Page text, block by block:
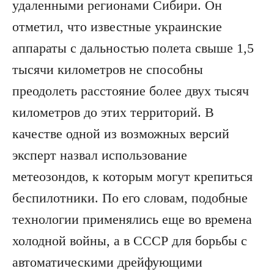
удаленными регионами Сибири. Он
отметил, что известные украинские
аппараты с дальностью полета свыше 1,5
тысячи километров не способны
преодолеть расстояние более двух тысяч
километров до этих территорий. В
качестве одной из возможных версий
эксперт назвал использование
метеозондов, к которым могут крепиться
беспилотники. По его словам, подобные
технологии применялись еще во времена
холодной войны, а в СССР для борьбы с
автоматическими дрейфующими